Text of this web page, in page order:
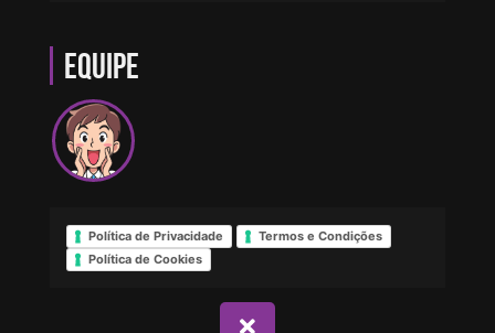
Equipe
Política de Privacidade
Termos e Condições
Política de Cookies